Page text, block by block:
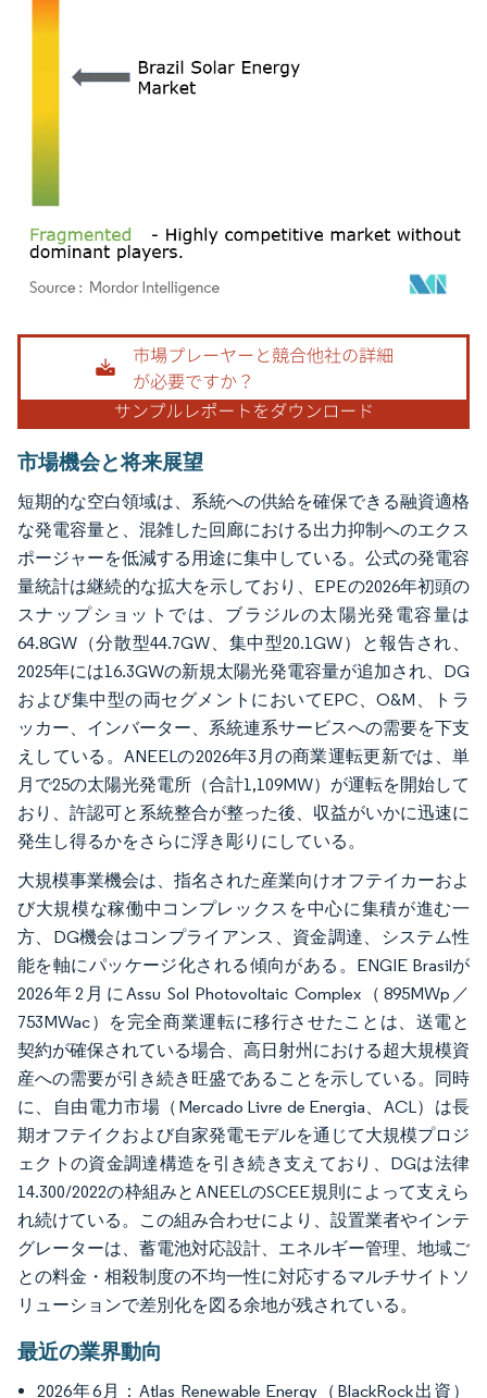
画像 © Mordor Intelligence。再利用にはCC BY 4.0の表示が必要です。
市場機会と将来展望
短期的な空白領域は、系統への供給を確保できる融資適格
な発電容量と、混雑した回廊における出力抑制へのエクス
ポージャーを低減する用途に集中している。公式の発電容
量統計は継続的な拡大を示しており、EPEの2026年初頭の
スナップショットでは、ブラジルの太陽光発電容量は
64.8GW（分散型44.7GW、集中型20.1GW）と報告され、
2025年には16.3GWの新規太陽光発電容量が追加され、DG
および集中型の両セグメントにおいてEPC、O&M、トラ
ッカー、インバーター、系統連系サービスへの需要を下支
えしている。ANEELの2026年3月の商業運転更新では、単
月で25の太陽光発電所（合計1,109MW）が運転を開始して
おり、許認可と系統整合が整った後、収益がいかに迅速に
発生し得るかをさらに浮き彫りにしている。
大規模事業機会は、指名された産業向けオフテイカーおよ
び大規模な稼働中コンプレックスを中心に集積が進む一
方、DG機会はコンプライアンス、資金調達、システム性
能を軸にパッケージ化される傾向がある。ENGIE Brasilが
2026年2月にAssu Sol Photovoltaic Complex（895MWp／
753MWac）を完全商業運転に移行させたことは、送電と
契約が確保されている場合、高日射州における超大規模資
産への需要が引き続き旺盛であることを示している。同時
に、自由電力市場（Mercado Livre de Energia、ACL）は長
期オフテイクおよび自家発電モデルを通じて大規模プロジ
ェクトの資金調達構造を引き続き支えており、DGは法律
14.300/2022の枠組みとANEELのSCEE規則によって支えら
れ続けている。この組み合わせにより、設置業者やインテ
グレーターは、蓄電池対応設計、エネルギー管理、地域ご
との料金・相殺制度の不均一性に対応するマルチサイトソ
リューションで差別化を図る余地が残されている。
最近の業界動向
2026年6月：Atlas Renewable Energy（BlackRock出資）